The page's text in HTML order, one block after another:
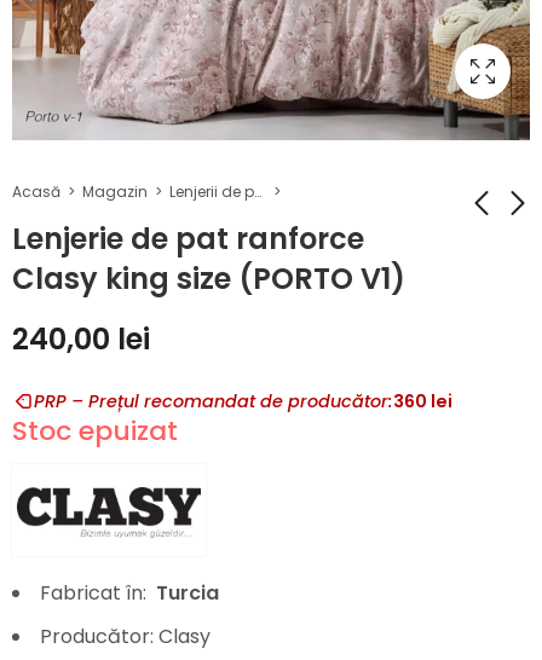
Acasă Magazin Lenjerii de pat Ranforce 100% bumbac
Lenjerie de pat ranforce
Clasy king size (PORTO V1)Lenjerie de pat
Lenjerie de pat
240,00 lei
PRP – Prețul recomandat de producător:360 lei
Stoc epuizat
Fabricat în: Turcia
Producător: Clasy